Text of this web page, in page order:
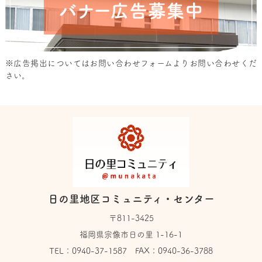
※広告掲出については お問い合わせフォーム よりお問い合わせくだ
さい。
日の里地区コミュニティ・センター
〒811-3425
福岡県宗像市日の里 1-16-1
TEL： 0940-37-1587 FAX：0940-36-3788